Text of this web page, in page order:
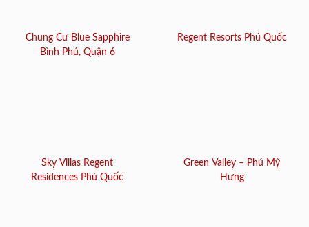
Chung Cư Blue Sapphire
Bình Phú, Quận 6
Regent Resorts Phú Quốc
Sky Villas Regent
Residences Phú Quốc
Green Valley – Phú Mỹ
Hưng